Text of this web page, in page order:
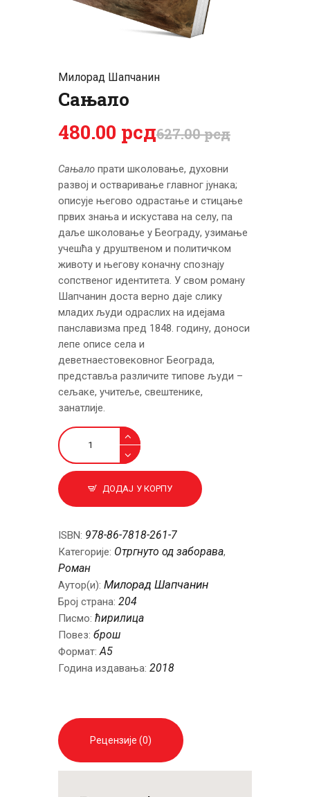
ЦЕНОВНИК
Милорад Шапчанин
Сањало
627.00рсд
480.00 рсд
Сањало прати школовање, духовни
развој и остваривање главног јунака;
описује његово одрастање и стицање
првих знања и искустава на селу, па
даље школовање у Београду, узимање
учешћа у друштвеном и политичком
животу и његову коначну спознају
сопственог идентитета. У свом роману
Шапчанин доста верно даје слику
младих људи одраслих на идејама
панславизма пред 1848. годину, доноси
лепе описе села и
деветнаестовековног Београда,
представља различите типове људи –
сељаке, учитеље, свештенике,
занатлије.
Сањало
количина
ДОДАЈ У КОРПУ
ISBN: 978-86-7818-261-7
Категорије: Отргнуто од заборава,
Роман
Аутор(и): Милорад Шапчанин
Број страна: 204
Писмо: ћирилица
Повез: брош
Формат:A5
Година издавања: 2018
Рецензије (0)